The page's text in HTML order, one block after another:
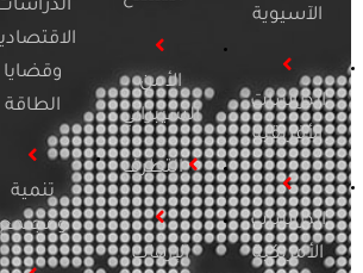
الآسيوية
الدراسات
الأفريقية
الدراسات
الأمريكية
الأمن
السيبراني
التطرف
الإرهاب
الدراسات
الاقتصادية
وقضايا
الطاقة
تنمية
ومجتمع